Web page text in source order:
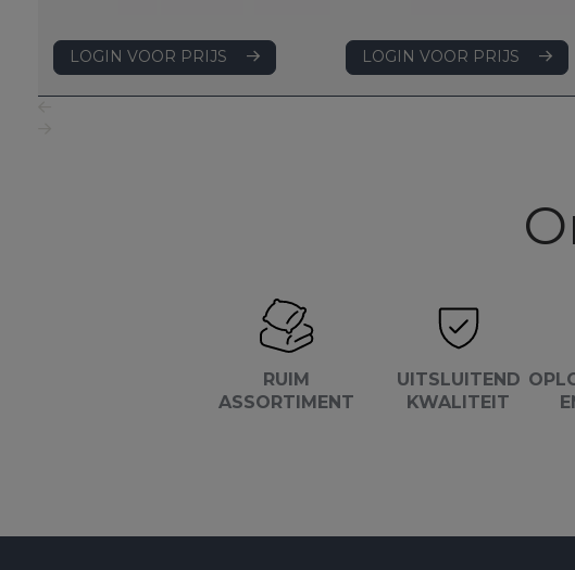
LOGIN VOOR PRIJS LOGIN VOOR PRIJS
RUIM
ASSORTIMENT
UITSLUITEND
KWALITEIT